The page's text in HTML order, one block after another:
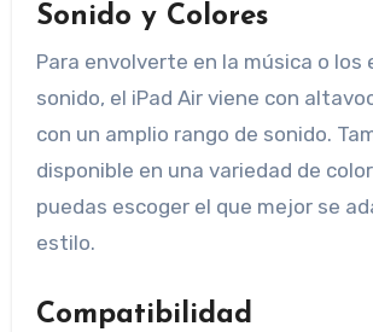
Sonido y Colores
Para envolverte en la música o los
sonido, el iPad Air viene con
con un amplio rango de sonido.
disponible en una variedad de
puedas escoger el que mejor se
estilo.
Compatibilidad